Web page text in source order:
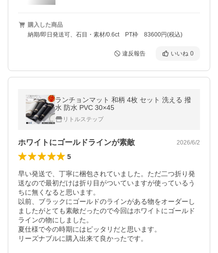
購入した商品
納期/即日発送可、石目・素材/0.6ct PT枠 83600円(税込)
違反報告 いいね 0
ランチョンマット 和柄 4枚 セット 洗える 撥
水 防水 PVC 30×45
リトルステップ
ホワイトにゴールドラインが素敵 2026/6/2
5
早い発送で、丁寧に梱包されていました。ただ二つ折り発
送なので最初だけは折り目がついていますが使っているう
ちに無くなると思います。
以前、ブラックにゴールドのラインがある物をオーダーし
ましたがとても素敵だったので今回はホワイトにゴールド
ラインの物にしました。
夏仕様で今の時期にはピッタリだと思います。